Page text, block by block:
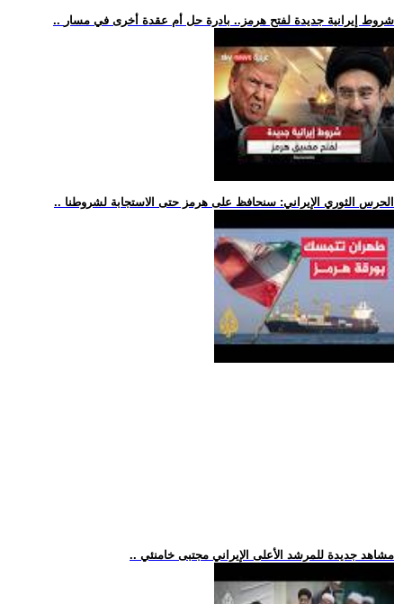
.. شروط إيرانية جديدة لفتح هرمز.. بادرة حل أم عقدة أخرى في مسار
.. الحرس الثوري الإيراني: سنحافظ على هرمز حتى الاستجابة لشروطنا
.. مشاهد جديدة للمرشد الأعلى الإيراني مجتبى خامنئي